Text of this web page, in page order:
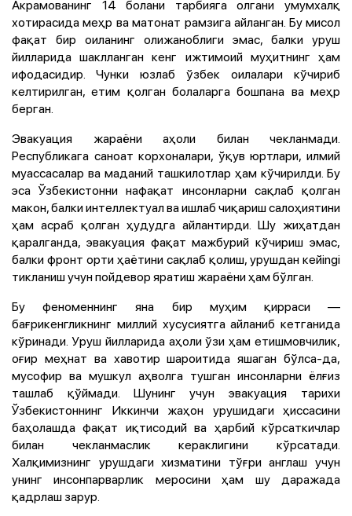
Акрамованинг 14 болани тарбияга олгани умумхалқ
хотирасида меҳр ва матонат рамзига айланган. Бу мисол
фақат бир оиланинг олижаноблиги эмас, балки уруш
йилларида шаклланган кенг ижтимоий муҳитнинг ҳам
ифодасидир. Чунки юзлаб ўзбек оилалари кўчириб
келтирилган, етим қолган болаларга бошпана ва меҳр
берган.
Эвакуация жараёни аҳоли билан чекланмади.
Республикага саноат корхоналари, ўқув юртлари, илмий
муассасалар ва маданий ташкилотлар ҳам кўчирилди. Бу
эса Ўзбекистонни нафақат инсонларни сақлаб қолган
макон, балки интеллектуал ва ишлаб чиқариш салоҳиятини
ҳам асраб қолган ҳудудга айлантирди. Шу жиҳатдан
қаралганда, эвакуация фақат мажбурий кўчириш эмас,
балки фронт орти ҳаётини сақлаб қолиш, урушдан кейingi
тикланиш учун пойдевор яратиш жараёни ҳам бўлган.
Бу феноменнинг яна бир муҳим қирраси —
бағрикенгликнинг миллий хусусиятга айланиб кетганида
кўринади. Уруш йилларида аҳоли ўзи ҳам етишмовчилик,
оғир меҳнат ва хавотир шароитида яшаган бўлса-да,
мусофир ва мушкул аҳволга тушган инсонларни ёлғиз
ташлаб қўймади. Шунинг учун эвакуация тарихи
Ўзбекистоннинг Иккинчи жаҳон урушидаги ҳиссасини
баҳолашда фақат иқтисодий ва ҳарбий кўрсаткичлар
билан чекланмаслик кераклигини кўрсатади.
Халқимизнинг урушдаги хизматини тўғри англаш учун
унинг инсонпарварлик меросини ҳам шу даражада
қадрлаш зарур.